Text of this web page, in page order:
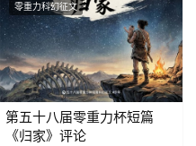
零重力科幻征文
第五十八届零重力杯短篇
《归家》评论